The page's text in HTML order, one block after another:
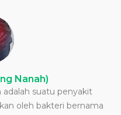
Nanah)
suatu penyakit
oleh bakteri bernama